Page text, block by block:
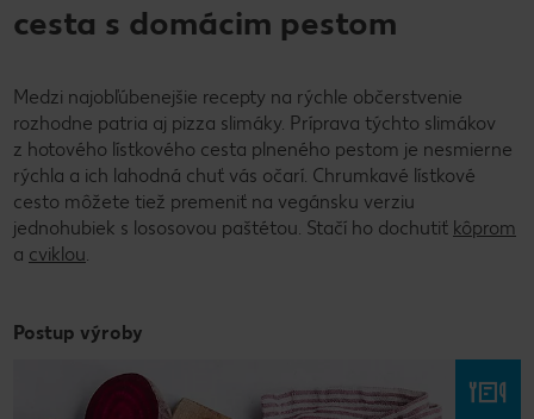
cesta s domácim pestom
Medzi najobľúbenejšie recepty na rýchle občerstvenie
rozhodne patria aj pizza slimáky. Príprava týchto slimákov
z hotového lístkového cesta plneného pestom je nesmierne
rýchla a ich lahodná chuť vás očarí. Chrumkavé lístkové
cesto môžete tiež premeniť na vegánsku verziu
jednohubiek s lososovou paštétou. Stačí ho dochutiť kôprom
a cviklou
Postup výroby